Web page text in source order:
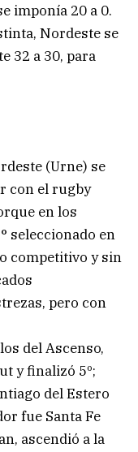
imponía 20 a 0.
Nordeste se
32 a 30, para
(Urne) se
con el rugby
en los
seleccionado en
competitivo y sin
pero con
del Ascenso,
y finalizó 5º;
del Estero
fue Santa Fe
ascendió a la